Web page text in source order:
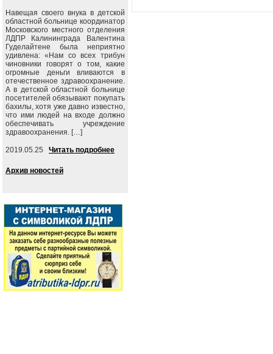
Навещая своего внука в детской
областной больнице координатор
Московского местного отделения
ЛДПР Калининграда Валентина
Гуделайтене была неприятно
удивлена: «Нам со всех трибун
чиновники говорят о том, какие
огромные деньги вливаются в
отечественное здравоохранение.
А в детской областной больнице
посетителей обязывают покупать
бахилы, хотя уже давно известно,
что ими людей на входе должно
обеспечивать учреждение
здравоохранения. […]
2019.05.25 Читать подробнее
Архив новостей